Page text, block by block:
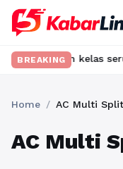
BREAKING
kelas seru dan
Home / AC Multi Split
AC Multi